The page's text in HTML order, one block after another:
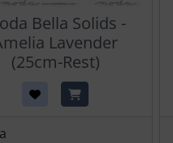
Bella Solids -
Lavender
(25cm-Rest)